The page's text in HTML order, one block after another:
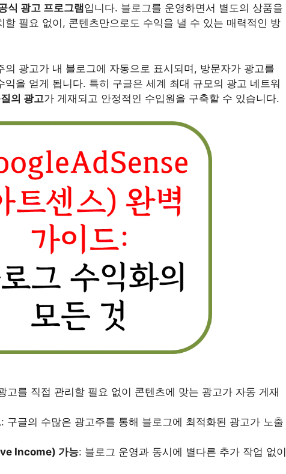
식 광고 프로그램입니다. 블로그를 운영하면서 별도의 상품을
할 필요 없이, 콘텐츠만으로도 수익을 낼 수 있는 매력적인 방
광고가 내 블로그에 자동으로 표시되며, 방문자가 광고를
익을 얻게 됩니다. 특히 구글은 세계 최대 규모의 광고 네트워
의 광고가 게재되고 안정적인 수입원을 구축할 수 있습니다.
고를 직접 관리할 필요 없이 콘텐츠에 맞는 광고가 자동 게재
: 구글의 수많은 광고주를 통해 블로그에 최적화된 광고가 노출
Income) 가능: 블로그 운영과 동시에 별다른 추가 작업 없이